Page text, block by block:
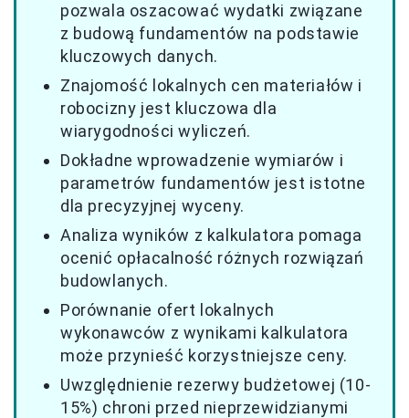
pozwala oszacować wydatki związane
z budową fundamentów na podstawie
kluczowych danych.
Znajomość lokalnych cen materiałów i
robocizny jest kluczowa dla
wiarygodności wyliczeń.
Dokładne wprowadzenie wymiarów i
parametrów fundamentów jest istotne
dla precyzyjnej wyceny.
Analiza wyników z kalkulatora pomaga
ocenić opłacalność różnych rozwiązań
budowlanych.
Porównanie ofert lokalnych
wykonawców z wynikami kalkulatora
może przynieść korzystniejsze ceny.
Uwzględnienie rezerwy budżetowej (10-
15%) chroni przed nieprzewidzianymi